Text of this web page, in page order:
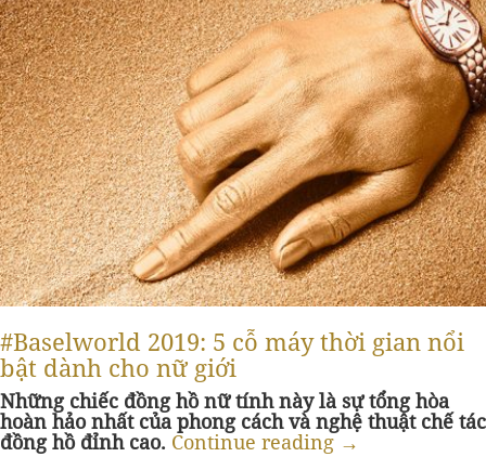
#Baselworld 2019: 5 cỗ máy thời gian nổi
bật dành cho nữ giới
Những chiếc đồng hồ nữ tính này là sự tổng hòa
hoàn hảo nhất của phong cách và nghệ thuật chế tác
đồng hồ đỉnh cao. Continue reading →